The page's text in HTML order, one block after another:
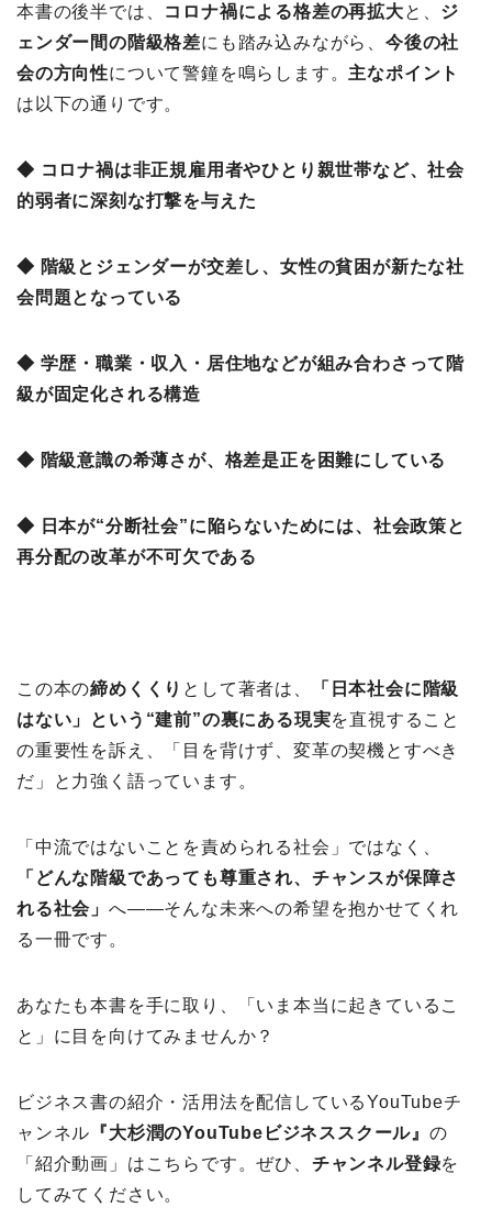
本書の後半では、 コロナ禍による格差の再拡大と、 ジ
ェンダー間の階級格差にも踏み込みながら、 今後の社
会の方向性について警鐘を鳴らします。 主なポイント
は以下の通りです。
◆ コロナ禍は非正規雇用者やひとり親世帯など、社会
的弱者に深刻な打撃を与えた
◆ 階級とジェンダーが交差し、女性の貧困が新たな社
会問題となっている
◆ 学歴・職業・収入・居住地などが組み合わさって階
級が固定化される構造
◆ 階級意識の希薄さが、格差是正を困難にしている
◆ 日本が“分断社会”に陥らないためには、社会政策と
再分配の改革が不可欠である
この本の締めくくり として著者は、
「日本社会に階級
はない」という“建前”の裏にある現実を直視すること
の重要性を訴え、「目を背けず、変革の契機とすべき
だ」と力強く語っています。
「中流ではないことを責められる社会」ではなく、
「どんな階級であっても尊重され、チャンスが保障さ
れる社会」 へ――そんな未来への希望を抱かせてくれ
る一冊です。
あなたも本書を手に取り、「いま本当に起きているこ
と」に目を向けてみませんか？
ビジネス書の紹介・活用法を配信しているYouTubeチ
ャンネル 『大杉潤のYouTubeビジネススクール』の
「紹介動画」はこちらです。ぜひ、 チャンネル登録を
してみてください。